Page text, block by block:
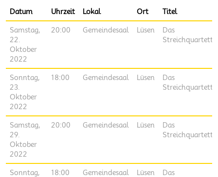
Datum Uhrzeit Lokal Ort Titel
Samstag,
22.
Oktober
2022
20:00 Gemeindesaal Lüsen
Das
Streichquartett
Sonntag,
23.
Oktober
2022
18:00 Gemeindesaal Lüsen
Das
Streichquartett
Samstag,
29.
Oktober
2022
20:00 Gemeindesaal Lüsen
Das
Streichquartett
Sonntag,
18:00 Gemeindesaal Lüsen
Das